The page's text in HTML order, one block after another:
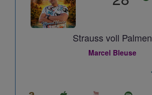
Strauss voll Palmen
Marcel Bleuse